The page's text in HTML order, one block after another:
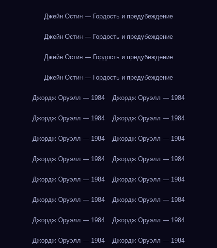
Джейн Остин — Гордость и предубеждение
Джейн Остин — Гордость и предубеждение
Джейн Остин — Гордость и предубеждение
Джейн Остин — Гордость и предубеждение
Джордж Оруэлл — 1984 Джордж Оруэлл — 1984
Джордж Оруэлл — 1984 Джордж Оруэлл — 1984
Джордж Оруэлл — 1984 Джордж Оруэлл — 1984
Джордж Оруэлл — 1984 Джордж Оруэлл — 1984
Джордж Оруэлл — 1984 Джордж Оруэлл — 1984
Джордж Оруэлл — 1984 Джордж Оруэлл — 1984
Джордж Оруэлл — 1984 Джордж Оруэлл — 1984
Джордж Оруэлл — 1984 Джордж Оруэлл — 1984